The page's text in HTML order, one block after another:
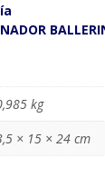
kg
× 15 × 24 cm